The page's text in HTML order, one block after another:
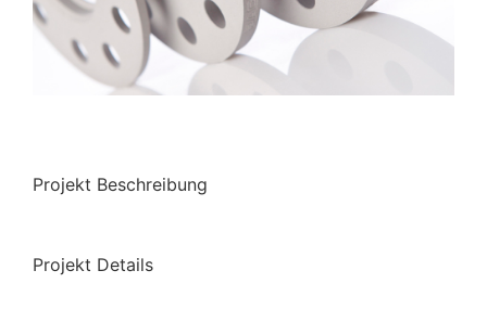
Projekt Beschreibung
Projekt Details